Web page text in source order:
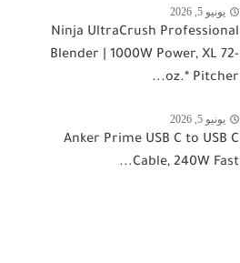
يونيو 5, 2026
Ninja UltraCrush Professional
Blender | 1000W Power, XL 72-
oz.* Pitcher...
يونيو 5, 2026
Anker Prime USB C to USB C
Cable, 240W Fast...